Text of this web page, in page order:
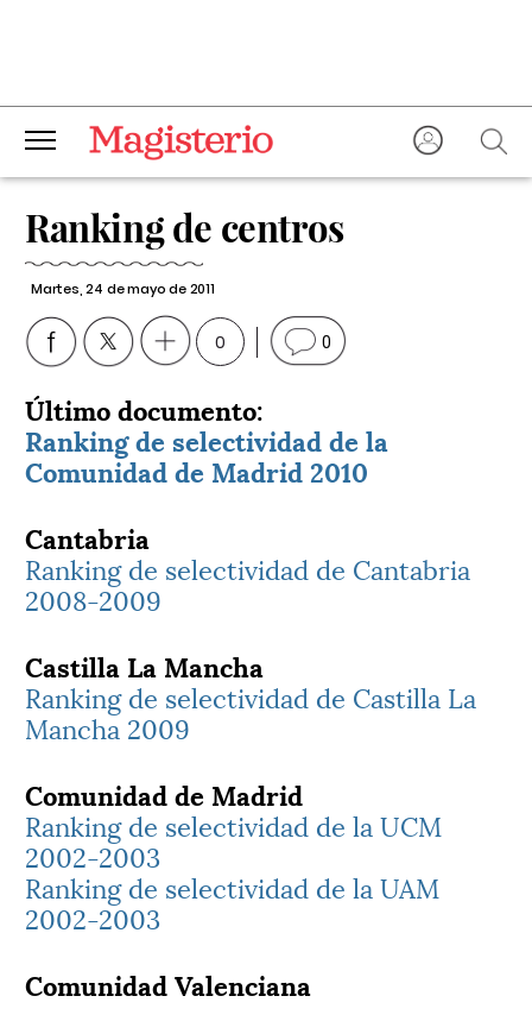
Ranking de centros
Martes, 24 de mayo de 2011
0 0
Último documento:
Ranking de selectividad de la
Comunidad de Madrid 2010
Cantabria
Ranking de selectividad de Cantabria
2008-2009
Castilla La Mancha
Ranking de selectividad de Castilla La
Mancha 2009
Comunidad de Madrid
Ranking de selectividad de la UCM
2002-2003
Ranking de selectividad de la UAM
2002-2003
Comunidad Valenciana